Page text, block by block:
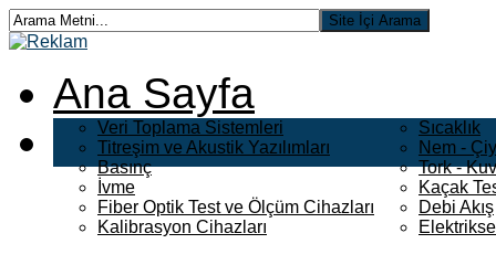
Ana Sayfa
Veri Toplama Sistemleri
Titreşim ve Akustik Yazılımları
Basınç
İvme
Fiber Optik Test ve Ölçüm Cihazları
Kalibrasyon Cihazları
Sıcaklık
Nem -
Tork -
Kaçak
Debi Akış